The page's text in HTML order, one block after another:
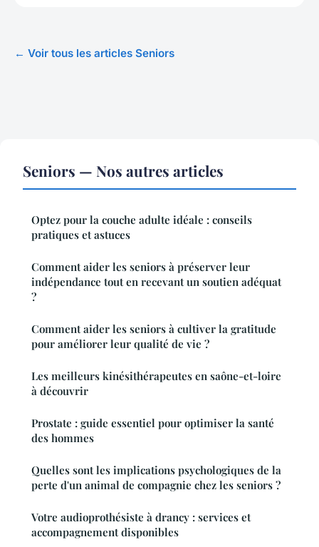
← Voir tous les articles Seniors
Seniors — Nos autres articles
Optez pour la couche adulte idéale : conseils
pratiques et astuces
Comment aider les seniors à préserver leur
indépendance tout en recevant un soutien adéquat
?
Comment aider les seniors à cultiver la gratitude
pour améliorer leur qualité de vie ?
Les meilleurs kinésithérapeutes en saône-et-loire
à découvrir
Prostate : guide essentiel pour optimiser la santé
des hommes
Quelles sont les implications psychologiques de la
perte d'un animal de compagnie chez les seniors ?
Votre audioprothésiste à drancy : services et
accompagnement disponibles